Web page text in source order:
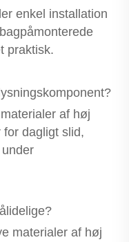
enkel installation
praktisk.
af høj
dagligt slid,
materialer af høj